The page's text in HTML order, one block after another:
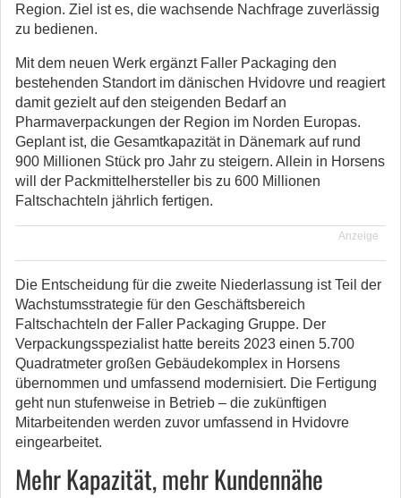
Region. Ziel ist es, die wachsende Nachfrage zuverlässig
zu bedienen.
Mit dem neuen Werk ergänzt Faller Packaging den
bestehenden Standort im dänischen Hvidovre und reagiert
damit gezielt auf den steigenden Bedarf an
Pharmaverpackungen der Region im Norden Europas.
Geplant ist, die Gesamtkapazität in Dänemark auf rund
900 Millionen Stück pro Jahr zu steigern. Allein in Horsens
will der Packmittelhersteller bis zu 600 Millionen
Faltschachteln jährlich fertigen.
Anzeige
Die Entscheidung für die zweite Niederlassung ist Teil der
Wachstumsstrategie für den Geschäftsbereich
Faltschachteln der Faller Packaging Gruppe. Der
Verpackungsspezialist hatte bereits 2023 einen 5.700
Quadratmeter großen Gebäudekomplex in Horsens
übernommen und umfassend modernisiert. Die Fertigung
geht nun stufenweise in Betrieb – die zukünftigen
Mitarbeitenden werden zuvor umfassend in Hvidovre
eingearbeitet.
Mehr Kapazität, mehr Kundennähe